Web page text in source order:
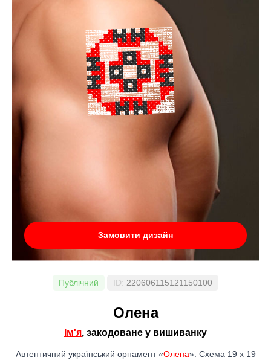
Замовити дизайн
Публічний ID: 220606115121150100
Олена
Ім'я, закодоване у вишиванку
Автентичний український орнамент «Олена». Схема 19 x 19